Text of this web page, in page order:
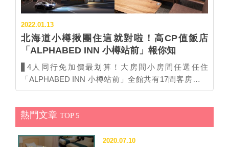
2022.01.13
北海道小樽揪團住這就對啦！高CP值飯店
「ALPHABED INN 小樽站前」報你知
▋4人同行免加價最划算！大房間小房間任選任住
「ALPHABED INN 小樽站前」全館共有17間客房，依
房型最多可容納3～7人，飯店使用以房計價的收費模
價，若以最大間的7人房4人同住來說，平均每人每晚約
5,700日圓就能睡一晚！ ▲館內大多使用單人床、雙人
床搭配上下舖規劃出多人房型，無論親子旅行、三五好
熱門文章 TOP 5
2020.07.10